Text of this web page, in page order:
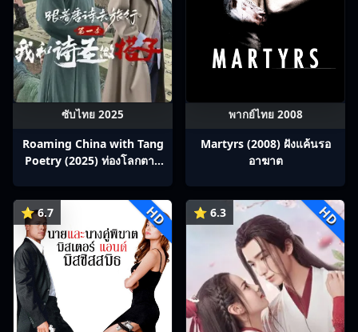
ซับไทย 2025
Roaming China with Tang
Poetry (2025) ท่องโลกตาม
พากย์ไทย 2008
Martyrs (2008) ฝังแค้นรอ
อาฆาต
⭐ 6.7 HD ⭐ 6.3 HD